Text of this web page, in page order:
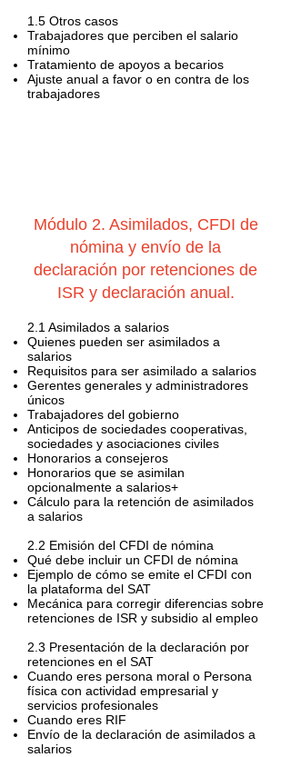
1.5 Otros casos
Trabajadores que perciben el salario
mínimo
Tratamiento de apoyos a becarios
Ajuste anual a favor o en contra de los
trabajadores
Módulo 2. Asimilados, CFDI de
nómina y envío de la
declaración por retenciones de
ISR y declaración anual.
2.1 Asimilados a salarios
Quienes pueden ser asimilados a
salarios
Requisitos para ser asimilado a salarios
Gerentes generales y administradores
únicos
Trabajadores del gobierno
Anticipos de sociedades cooperativas,
sociedades y asociaciones civiles
Honorarios a consejeros
Honorarios que se asimilan
opcionalmente a salarios+
Cálculo para la retención de asimilados
a salarios
2.2 Emisión del CFDI de nómina
Qué debe incluir un CFDI de nómina
Ejemplo de cómo se emite el CFDI con
la plataforma del SAT
Mecánica para corregir diferencias sobre
retenciones de ISR y subsidio al empleo
2.3 Presentación de la declaración por
retenciones en el SAT
Cuando eres persona moral o Persona
física con actividad empresarial y
servicios profesionales
Cuando eres RIF
Envío de la declaración de asimilados a
salarios